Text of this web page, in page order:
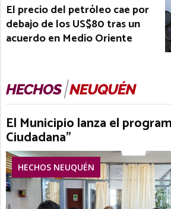
El precio del petróleo cae por
debajo de los US$80 tras un
acuerdo en Medio Oriente
El Municipio lanza el
Ciudadana”
HECHOS NEUQUÉN